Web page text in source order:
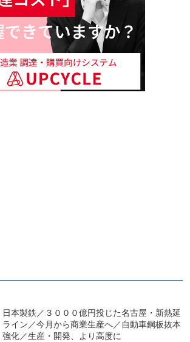
日本製鉄／３０００億円投じた名古屋・新熱延
ライン／今月から商業生産へ／自動車鋼板抜本
強化／生産・開発、より高度に